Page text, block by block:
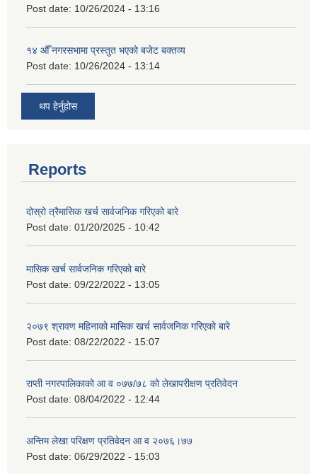
Post date: 10/26/2024 - 13:16
१४ औँ नगरसभामा प्रस्तुत भएको बजेट बक्तव्य
Post date: 10/26/2024 - 13:14
थप हेर्नुहोस
Reports
दोस्रो त्रैमासिक खर्च सार्वजनिक गरिएको बारे
Post date: 01/20/2025 - 10:42
मासिक खर्च सार्वजनिक गरिएको बारे
Post date: 09/22/2022 - 13:05
२०७९ श्रावण महिनाको मासिक खर्च सार्वजनिक गरिएको बारे
Post date: 08/22/2022 - 15:07
राप्ती नगरपालिकाको आ व ०७७/७८ को लेखापरीक्षण प्रतिवेदन
Post date: 08/04/2022 - 12:44
अन्तिम लेखा परिक्षण प्रतिवेदन आ व २०७६।७७
Post date: 06/29/2022 - 15:03